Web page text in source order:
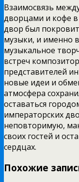
Взаимосвязь
дворцами и кофе
двор был
музыки, и именно
музыкальное
встреч
представителей
новые идеи и
атмосфера
оставаться
императорских
неповторимую,
своих гостей и
сердцах.
Похожие